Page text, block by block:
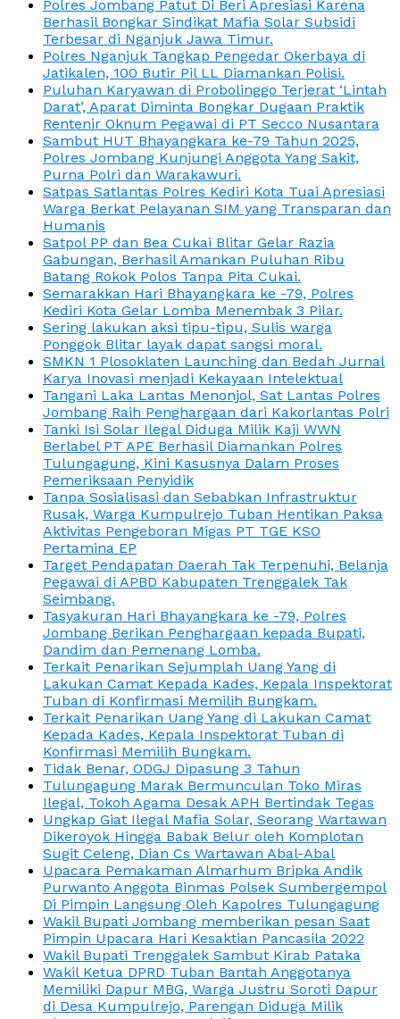
Polres Jombang Patut Di Beri Apresiasi Karena
Berhasil Bongkar Sindikat Mafia Solar Subsidi
Terbesar di Nganjuk Jawa Timur.
Polres Nganjuk Tangkap Pengedar Okerbaya di
Jatikalen, 100 Butir Pil LL Diamankan Polisi.
Puluhan Karyawan di Probolinggo Terjerat ‘Lintah
Darat’, Aparat Diminta Bongkar Dugaan Praktik
Rentenir Oknum Pegawai di PT Secco Nusantara
Sambut HUT Bhayangkara ke-79 Tahun 2025,
Polres Jombang Kunjungi Anggota Yang Sakit,
Purna Polri dan Warakawuri.
Satpas Satlantas Polres Kediri Kota Tuai Apresiasi
Warga Berkat Pelayanan SIM yang Transparan dan
Humanis
Satpol PP dan Bea Cukai Blitar Gelar Razia
Gabungan, Berhasil Amankan Puluhan Ribu
Batang Rokok Polos Tanpa Pita Cukai.
Semarakkan Hari Bhayangkara ke -79, Polres
Kediri Kota Gelar Lomba Menembak 3 Pilar.
Sering lakukan aksi tipu-tipu, Sulis warga
Ponggok Blitar layak dapat sangsi moral.
SMKN 1 Plosoklaten Launching dan Bedah Jurnal
Karya Inovasi menjadi Kekayaan Intelektual
Tangani Laka Lantas Menonjol, Sat Lantas Polres
Jombang Raih Penghargaan dari Kakorlantas Polri
Tanki Isi Solar Ilegal Diduga Milik Kaji WWN
Berlabel PT APE Berhasil Diamankan Polres
Tulungagung, Kini Kasusnya Dalam Proses
Pemeriksaan Penyidik
Tanpa Sosialisasi dan Sebabkan Infrastruktur
Rusak, Warga Kumpulrejo Tuban Hentikan Paksa
Aktivitas Pengeboran Migas PT TGE KSO
Pertamina EP
Target Pendapatan Daerah Tak Terpenuhi, Belanja
Pegawai di APBD Kabupaten Trenggalek Tak
Seimbang.
Tasyakuran Hari Bhayangkara ke -79, Polres
Jombang Berikan Penghargaan kepada Bupati,
Dandim dan Pemenang Lomba.
Terkait Penarikan Sejumplah Uang Yang di
Lakukan Camat Kepada Kades, Kepala Inspektorat
Tuban di Konfirmasi Memilih Bungkam.
Terkait Penarikan Uang Yang di Lakukan Camat
Kepada Kades, Kepala Inspektorat Tuban di
Konfirmasi Memilih Bungkam.
Tidak Benar, ODGJ Dipasung 3 Tahun
Tulungagung Marak Bermunculan Toko Miras
Ilegal, Tokoh Agama Desak APH Bertindak Tegas
Ungkap Giat Ilegal Mafia Solar, Seorang Wartawan
Dikeroyok Hingga Babak Belur oleh Komplotan
Sugit Celeng, Dian Cs Wartawan Abal-Abal
Upacara Pemakaman Almarhum Bripka Andik
Purwanto Anggota Binmas Polsek Sumbergempol
Di Pimpin Langsung Oleh Kapolres Tulungagung
Wakil Bupati Jombang memberikan pesan Saat
Pimpin Upacara Hari Kesaktian Pancasila 2022
Wakil Bupati Trenggalek Sambut Kirab Pataka
Wakil Ketua DPRD Tuban Bantah Anggotanya
Memiliki Dapur MBG, Warga Justru Soroti Dapur
di Desa Kumpulrejo, Parengan Diduga Milik